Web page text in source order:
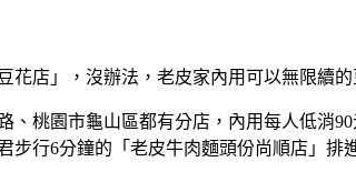
花店」，沒辦法，老皮家內用可以無限續
、桃園市龜山區都有分店，內用每人低消
行6分鐘的「老皮牛肉麵頭份尚順店」排